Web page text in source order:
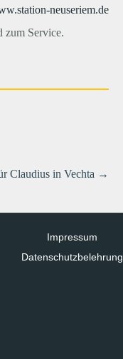
neuseriem.de
zum Service.
Claudius in Vechta →
Impressum
Datenschutzbelehrung